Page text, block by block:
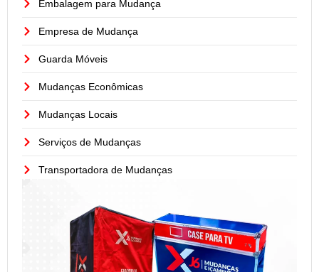
Embalagem para Mudança
Empresa de Mudança
Guarda Móveis
Mudanças Econômicas
Mudanças Locais
Serviços de Mudanças
Transportadora de Mudanças